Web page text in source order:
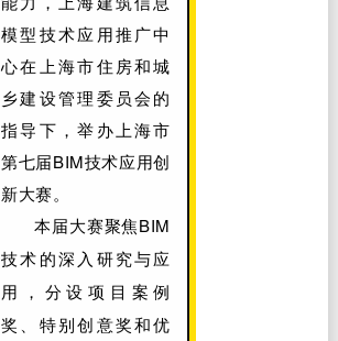
模型技术应用推广中
心在上海市住房和城
乡建设管理委员会的
指导下，举办上海市
第七届BIM技术应用创
新大赛。
本届大赛聚焦BIM
技术的深入研究与应
用，分设项目案例
奖、特别创意奖和优